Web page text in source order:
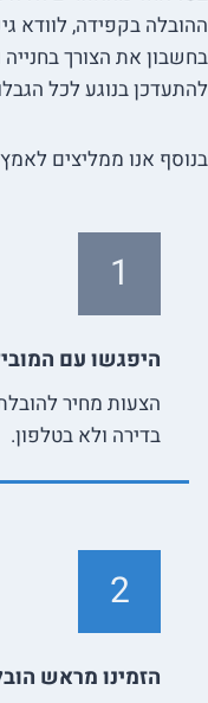
ההובלה בקפידה, לוודא
בחשבון את הצורך בחנייה
להתעדכן בנוגע לכל
בנוסף אנו ממליצים
1
היפגשו עם
הצעות מחיר
בדירה ולא בטלפון.
2
הזמינו מראש